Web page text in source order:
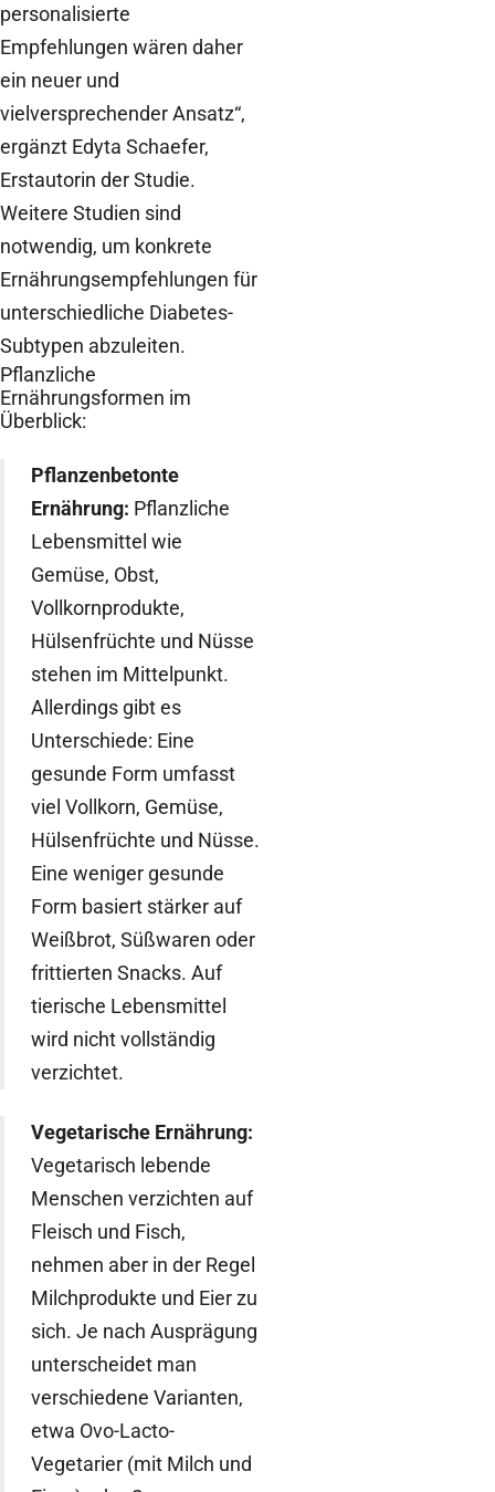
personalisierte
Empfehlungen wären daher
ein neuer und
vielversprechender Ansatz“,
ergänzt Edyta Schaefer,
Erstautorin der Studie.
Weitere Studien sind
notwendig, um konkrete
Ernährungsempfehlungen für
unterschiedliche Diabetes-
Subtypen abzuleiten.
Pflanzliche
Ernährungsformen im
Überblick:
Pflanzenbetonte
Ernährung: Pflanzliche
Lebensmittel wie
Gemüse, Obst,
Vollkornprodukte,
Hülsenfrüchte und Nüsse
stehen im Mittelpunkt.
Allerdings gibt es
Unterschiede: Eine
gesunde Form umfasst
viel Vollkorn, Gemüse,
Hülsenfrüchte und Nüsse.
Eine weniger gesunde
Form basiert stärker auf
Weißbrot, Süßwaren oder
frittierten Snacks. Auf
tierische Lebensmittel
wird nicht vollständig
verzichtet.
Vegetarische Ernährung:
Vegetarisch lebende
Menschen verzichten auf
Fleisch und Fisch,
nehmen aber in der Regel
Milchprodukte und Eier zu
sich. Je nach Ausprägung
unterscheidet man
verschiedene Varianten,
etwa Ovo-Lacto-
Vegetarier (mit Milch und